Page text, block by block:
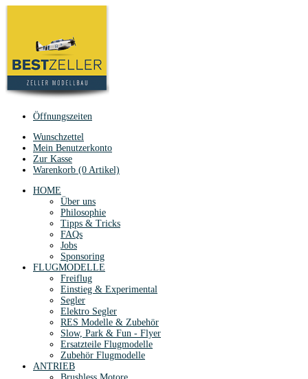
Öffnungszeiten
Wunschzettel
Mein Benutzerkonto
Zur Kasse
Warenkorb (0 Artikel)
HOME
Über uns
Philosophie
Tipps & Tricks
FAQs
Jobs
Sponsoring
FLUGMODELLE
Freiflug
Einstieg & Experimental
Segler
Elektro Segler
RES Modelle & Zubehör
Slow, Park & Fun - Flyer
Ersatzteile Flugmodelle
Zubehör Flugmodelle
ANTRIEB